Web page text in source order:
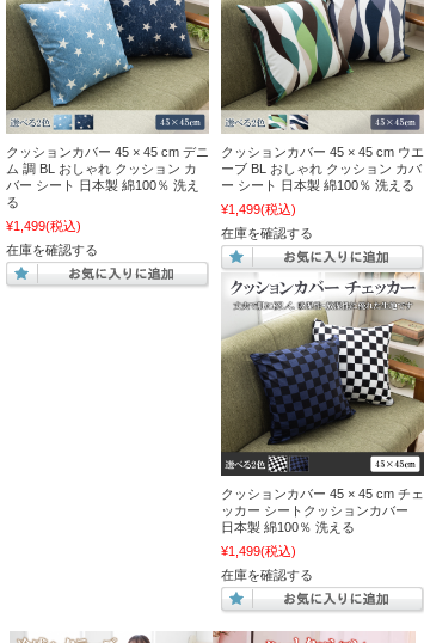
クッションカバー 45 × 45 cm デニ
ム 調 BL おしゃれ クッション カ
バー シート 日本製 綿100％ 洗え
る
¥1,499(税込)
在庫を確認する
クッションカバー 45 × 45 cm ウエ
ーブ BL おしゃれ クッション カバ
ー シート 日本製 綿100％ 洗える
¥1,499(税込)
在庫を確認する
クッションカバー 45 × 45 cm チェ
ッカー シートクッションカバー
日本製 綿100％ 洗える
¥1,499(税込)
在庫を確認する